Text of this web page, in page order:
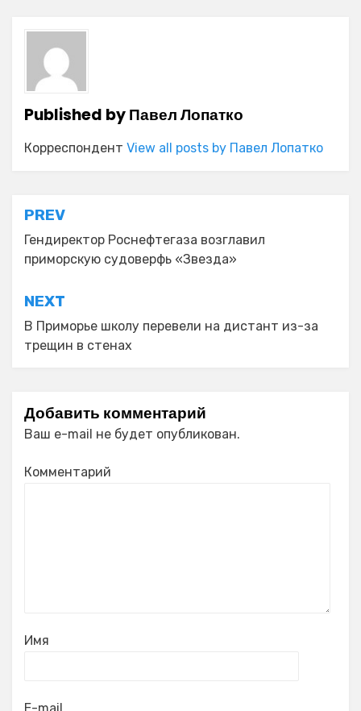
Published byПавел Лопатко
Корреспондент View all posts by Павел Лопатко
Навигация
по
записям
PREV
Гендиректор Роснефтегаза возглавил
приморскую судоверфь «Звезда»
NEXT
В Приморье школу перевели на дистант из-за
трещин в стенах
Добавить комментарий
Ваш e-mail не будет опубликован.
Комментарий
Имя